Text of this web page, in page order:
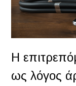
Η
ως λόγος